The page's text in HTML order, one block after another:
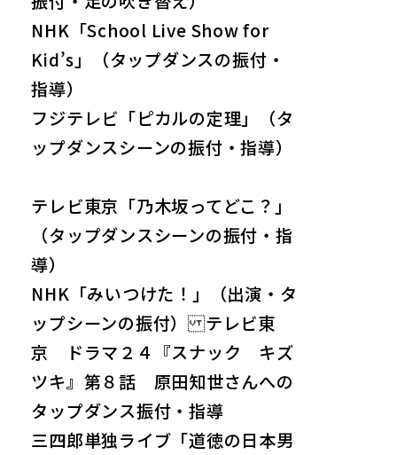
NHK「School Live Show for
Kid’s」（タップダンスの振付・
指導）
フジテレビ「ピカルの定理」（タ
ップダンスシーンの振付・指導）
テレビ東京「乃木坂ってどこ？」
（タップダンスシーンの振付・指
導）
NHK「みいつけた！」（出演・タ
ップシーンの振付） テレビ東
京 ドラマ２４『スナック キズ
ツキ』第８話 原田知世さんへの
タップダンス振付・指導
三四郎単独ライブ「道徳の日本男